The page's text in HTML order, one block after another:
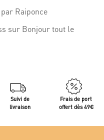
Raiponce
sur Bonjour tout le
Suivi de
livraison
Frais de port
offert dès 49€